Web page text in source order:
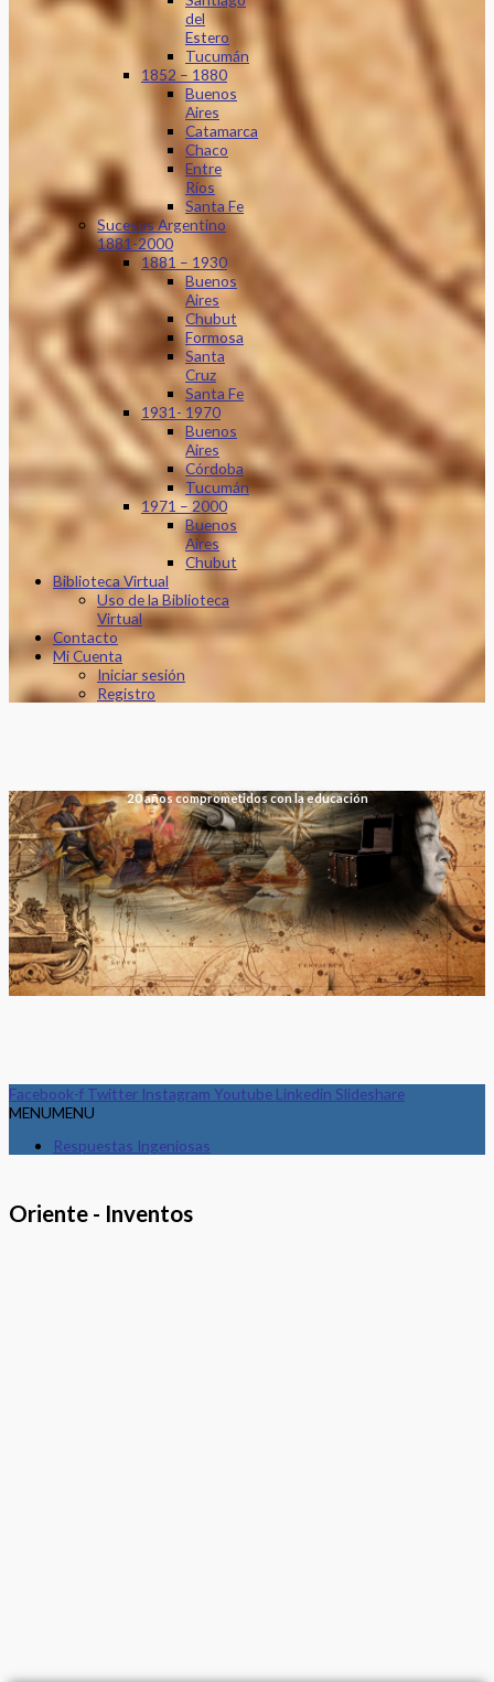
del
Estero
Tucumán
1852 – 1880
Buenos
Aires
Catamarca
Chaco
Entre
Ríos
Santa Fe
Sucesos Argentino
1881-2000
1881 – 1930
Buenos
Aires
Chubut
Formosa
Santa
Cruz
Santa Fe
1931- 1970
Buenos
Aires
Córdoba
Tucumán
1971 – 2000
Buenos
Aires
Chubut
Biblioteca Virtual
Uso de la Biblioteca
Virtual
Contacto
Mi Cuenta
Iniciar sesión
Registro
20 años comprometidos con la educación
Facebook-f Twitter Instagram Youtube Linkedin Slideshare
MENUMENU
Respuestas Ingeniosas
Oriente - Inventos